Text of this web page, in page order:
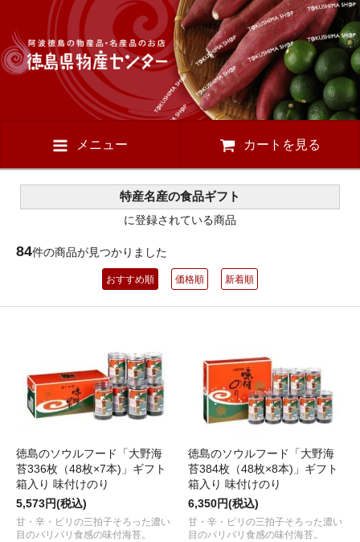
メニュー カートを見る
特産名産の食品ギフト
に登録されている商品
84件の商品が見つかりました
おすすめ順 価格順 新着順
徳島のソウルフード「大野海
苔336枚（48枚×7本)」ギフト
箱入り 味付けのり
5,573円(税込)
甘・辛・ピリの三拍子そろった濃い
目のパリパリ食感の味付海苔。
徳島のソウルフード「大野海
苔384枚（48枚×8本)」ギフト
箱入り 味付けのり
6,350円(税込)
甘・辛・ピリの三拍子そろった濃い
目のパリパリ食感の味付海苔。